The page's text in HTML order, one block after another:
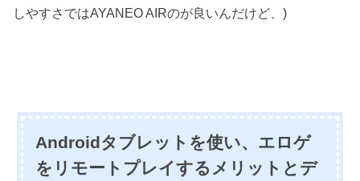
しやすさではAYANEO AIRのが良いんだけど、)
Androidタブレットを使い、エロゲ
をリモートプレイするメリットとデ